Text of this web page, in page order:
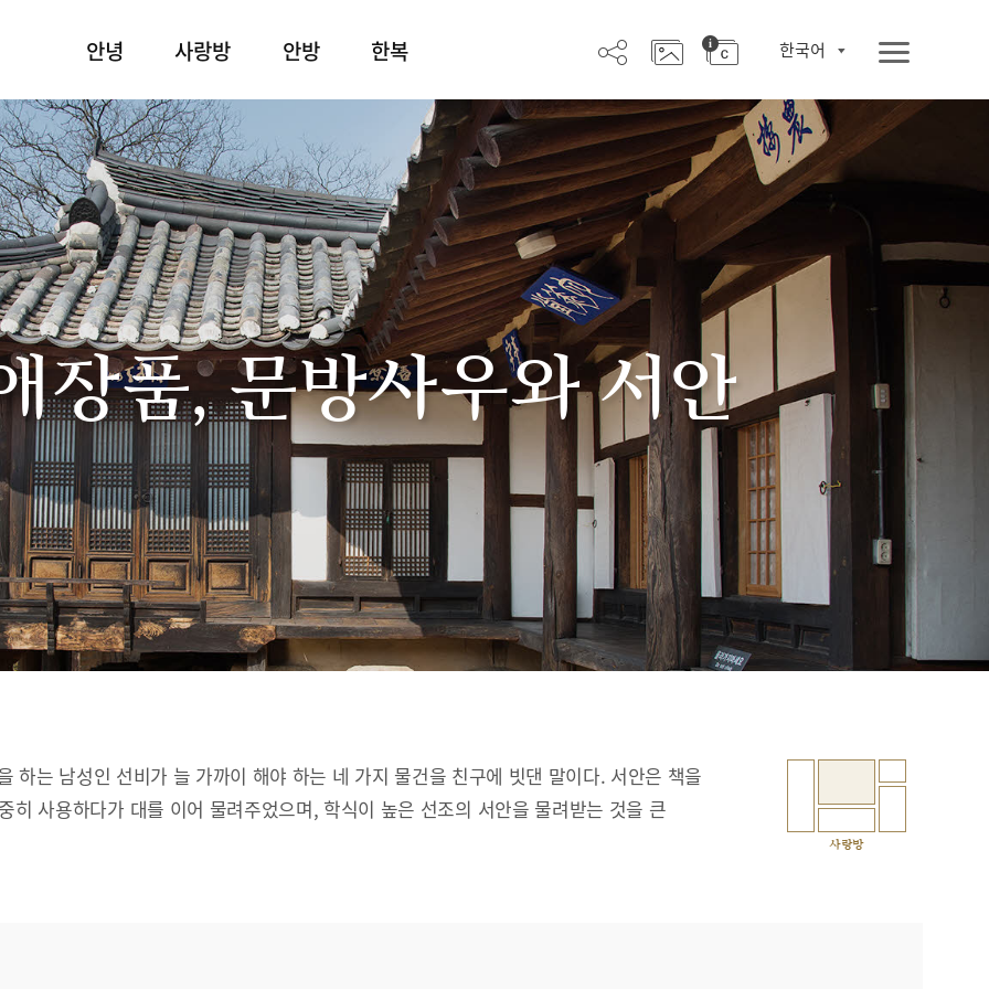
안녕 사랑방 안방 한복 한국어
장품, 문방사우와 서안
사랑방
하는 남성인 선비가 늘 가까이 해야 하는 네 가지 물건을 친구에 빗댄 말이다. 서안은 책을
히 사용하다가 대를 이어 물려주었으며, 학식이 높은 선조의 서안을 물려받는 것을 큰